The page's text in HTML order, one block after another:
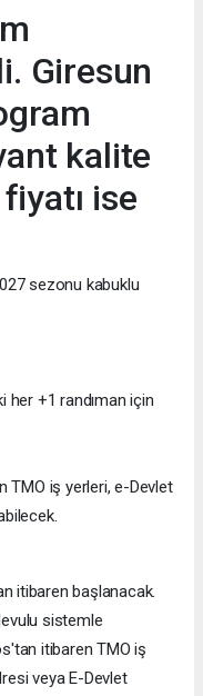
Giresun
kalite
ise
sezonu kabuklu
her +1 randıman için
TMO iş yerleri, e-Devlet
itibaren başlanacak.
sistemle
itibaren TMO iş
veya E-Devlet